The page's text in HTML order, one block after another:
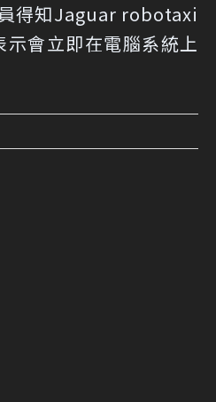
得知Jaguar robotaxi
會立即在電腦系統上